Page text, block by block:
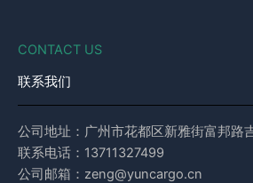
CONTACT US
联系我们
公司地址：广州市花都区新雅街富邦路
联系电话：13711327499
公司邮箱：zeng@yuncargo.cn